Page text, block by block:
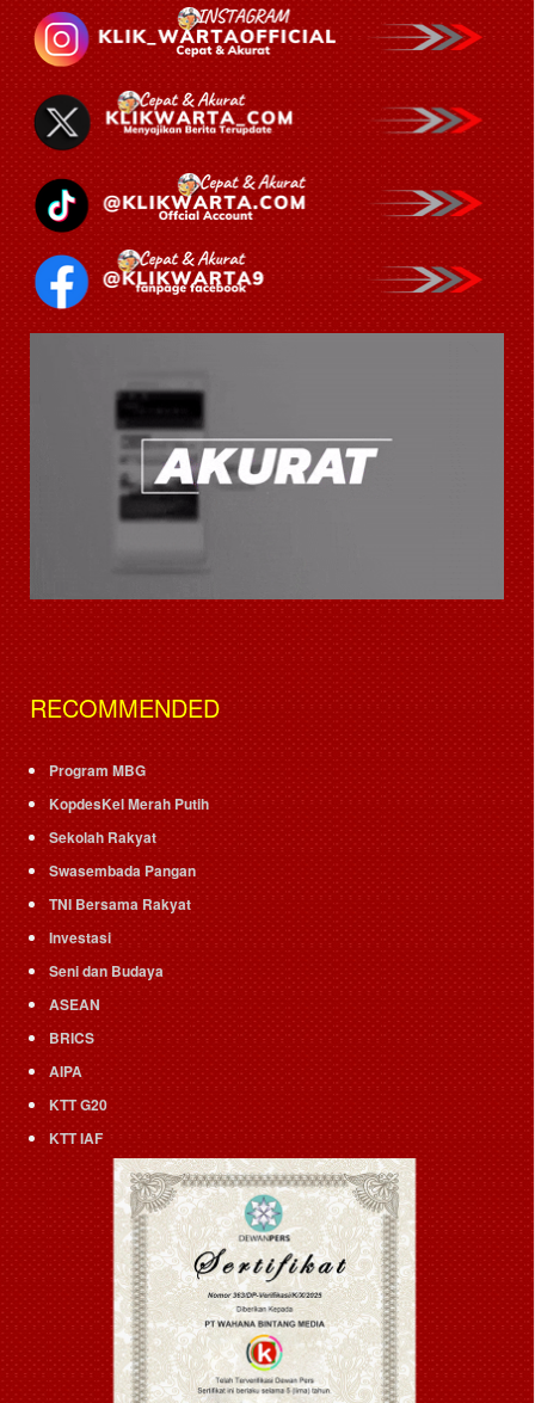
RECOMMENDED
Program MBG
KopdesKel Merah Putih
Sekolah Rakyat
Swasembada Pangan
TNI Bersama Rakyat
Investasi
Seni dan Budaya
ASEAN
BRICS
AIPA
KTT G20
KTT IAF